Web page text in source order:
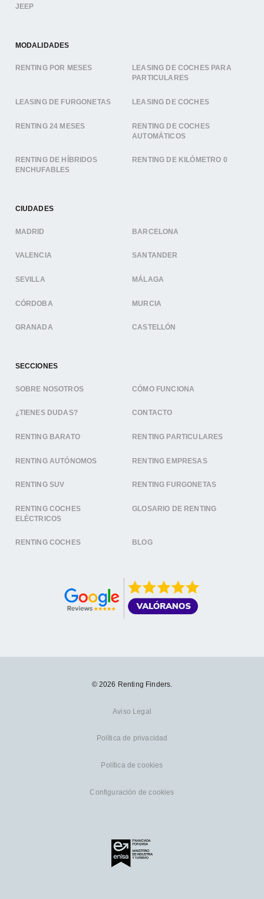
JEEP
MODALIDADES
RENTING POR MESES
LEASING DE COCHES PARA
PARTICULARES
LEASING DE FURGONETAS LEASING DE COCHES
RENTING 24 MESES
RENTING DE COCHES
AUTOMÁTICOS
RENTING DE HÍBRIDOS
ENCHUFABLES
RENTING DE KILÓMETRO 0
CIUDADES
MADRID BARCELONA
VALENCIA SANTANDER
SEVILLA MÁLAGA
CÓRDOBA MURCIA
GRANADA CASTELLÓN
SECCIONES
SOBRE NOSOTROS CÓMO FUNCIONA
¿TIENES DUDAS? CONTACTO
RENTING BARATO RENTING PARTICULARES
RENTING AUTÓNOMOS RENTING EMPRESAS
RENTING SUV RENTING FURGONETAS
RENTING COCHES
ELÉCTRICOS
GLOSARIO DE RENTING
RENTING COCHES BLOG
© 2026 Renting Finders.
Aviso Legal
Política de privacidad
Política de cookies
Configuración de cookies